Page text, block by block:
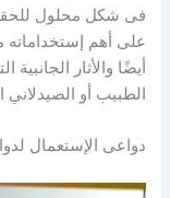
فى شكل محلول
على أهم إستخداماته
أيضًا والأثار
الطبيب أو
دواعى الإستعمال